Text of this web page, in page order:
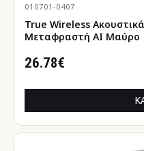
010701-0407
True Wireless
Μεταφραστή AI Μαύρο
26.78€